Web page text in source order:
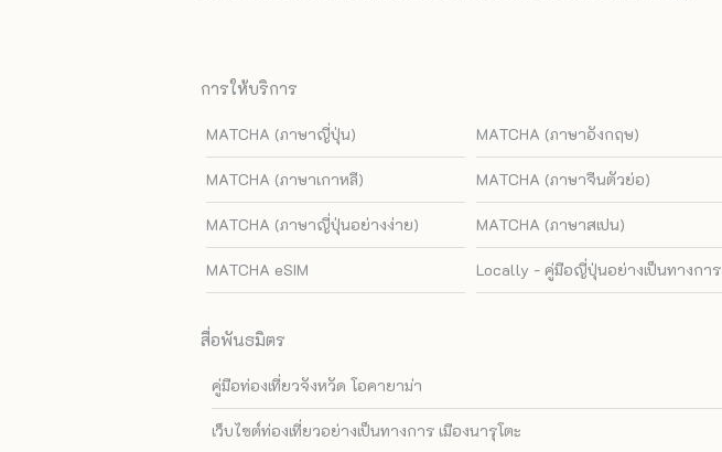
การให้บริการ
MATCHA (ภาษาญี่ปุ่น) MATCHA (ภาษาอังกฤษ)
MATCHA (ภาษาเกาหลี) MATCHA (ภาษาจีนตัวย่อ)
MATCHA (ภาษาญี่ปุ่นอย่างง่าย) MATCHA (ภาษาสเปน)
MATCHA eSIM Locally - คู่มือญี่ปุ่นอย่างเป็นทางการ
สื่อพันธมิตร
คู่มือท่องเที่ยวจังหวัด โอคายาม่า
เว็บไซต์ท่องเที่ยวอย่างเป็นทางการ เมืองนารุโตะ